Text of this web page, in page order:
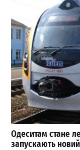
Одеситам стане
запускають